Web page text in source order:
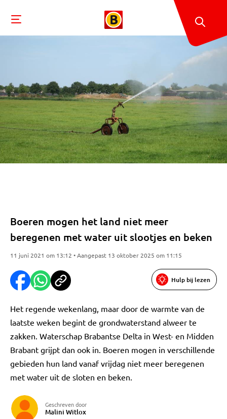
Boeren mogen het land niet meer
beregenen met water uit slootjes en beken
11 juni 2021 om 13:12 • Aangepast 13 oktober 2025 om 11:15
Hulp bij lezen
Het regende wekenlang, maar door de warmte van de
laatste weken begint de grondwaterstand alweer te
zakken. Waterschap Brabantse Delta in West- en Midden
Brabant grijpt dan ook in. Boeren mogen in verschillende
gebieden hun land vanaf vrijdag niet meer beregenen
met water uit de sloten en beken.
Geschreven door
Malini Witlox